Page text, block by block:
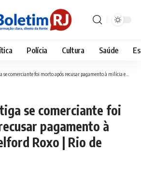
Polícia Cultura Saúde
foi morto após recusar pagamento à milícia em Belford Roxo | Rio de Janeiro
se comerciante foi
pagamento à
Roxo | Rio de